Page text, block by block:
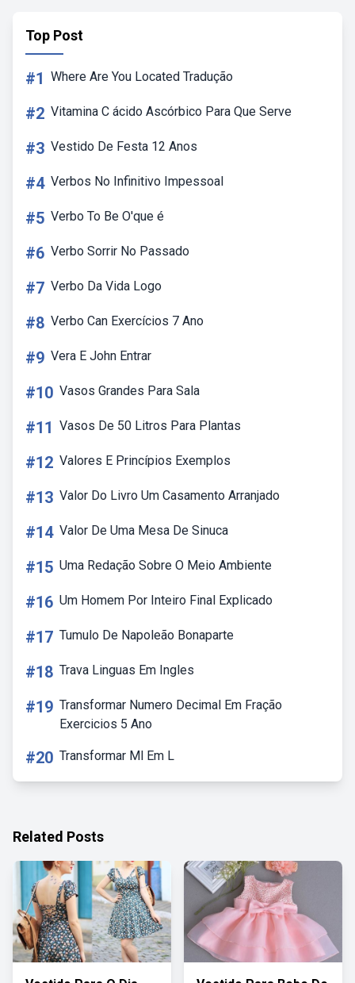
Top Post
#1 Where Are You Located Tradução
#2 Vitamina C ácido Ascórbico Para Que Serve
#3 Vestido De Festa 12 Anos
#4 Verbos No Infinitivo Impessoal
#5 Verbo To Be O'que é
#6 Verbo Sorrir No Passado
#7 Verbo Da Vida Logo
#8 Verbo Can Exercícios 7 Ano
#9 Vera E John Entrar
#10 Vasos Grandes Para Sala
#11 Vasos De 50 Litros Para Plantas
#12 Valores E Princípios Exemplos
#13 Valor Do Livro Um Casamento Arranjado
#14 Valor De Uma Mesa De Sinuca
#15 Uma Redação Sobre O Meio Ambiente
#16 Um Homem Por Inteiro Final Explicado
#17 Tumulo De Napoleão Bonaparte
#18 Trava Linguas Em Ingles
#19 Transformar Numero Decimal Em Fração
Exercicios 5 Ano
#20 Transformar Ml Em L
Related Posts